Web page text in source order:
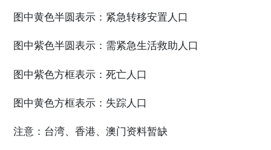
图中黄色半圆表示：紧急转移安置人口
图中紫色半圆表示：需紧急生活救助人口
图中紫色方框表示：死亡人口
图中黄色方框表示：失踪人口
注意：台湾、香港、澳门资料暂缺